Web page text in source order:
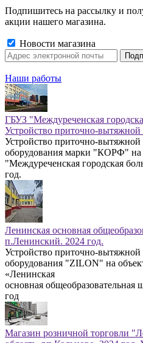
Подпишитесь на рассылку и
акции нашего магазина.
Новости магазина
Наши работы
ГБУЗ "Междуреченская
Устройство приточно-вытяжной
Устройство приточно-вытяжной
оборудования марки "КОРФ" на
"Междуреченская городская
год.
Ленинская основная
п.Ленинский. 2024 год.
Устройство приточно-
оборудования "ZILON" на
«Ленинская
основная
год
Магазин розничной торговли